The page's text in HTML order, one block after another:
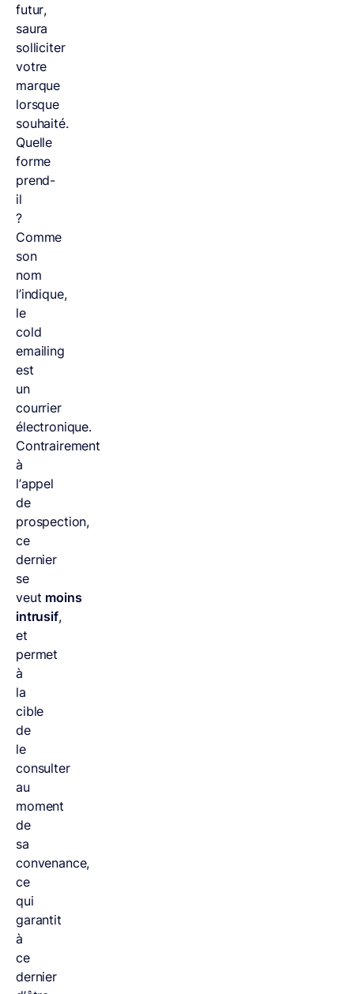
futur,
saura
solliciter
votre
marque
lorsque
souhaité.
Quelle
forme
prend-
il
?
Comme
son
nom
l’indique,
le
cold
emailing
est
un
courrier
électronique.
Contrairement
à
l’appel
de
prospection,
ce
dernier
se
veut moins
intrusif,
et
permet
à
la
cible
de
le
consulter
au
moment
de
sa
convenance,
ce
qui
garantit
à
ce
dernier